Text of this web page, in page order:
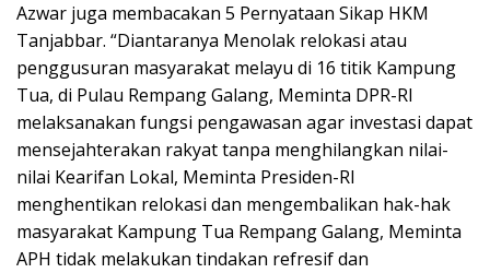
Azwar juga membacakan 5 Pernyataan Sikap HKM
Tanjabbar. “Diantaranya Menolak relokasi atau
penggusuran masyarakat melayu di 16 titik Kampung
Tua, di Pulau Rempang Galang, Meminta DPR-RI
melaksanakan fungsi pengawasan agar investasi dapat
mensejahterakan rakyat tanpa menghilangkan nilai-
nilai Kearifan Lokal, Meminta Presiden-RI
menghentikan relokasi dan mengembalikan hak-hak
masyarakat Kampung Tua Rempang Galang, Meminta
APH tidak melakukan tindakan refresif dan